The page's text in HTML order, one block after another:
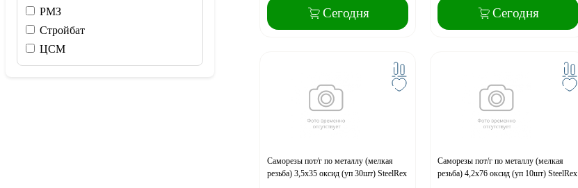
РМЗ
Стройбат
ЦСМ
Сегодня Сегодня
Саморезы пот/г по металлу (мелкая
резьба) 3,5х35 оксид (уп 30шт) SteelRex
Саморезы пот/г по металлу (мелкая
резьба) 4,2х76 оксид (уп 10шт) SteelRex